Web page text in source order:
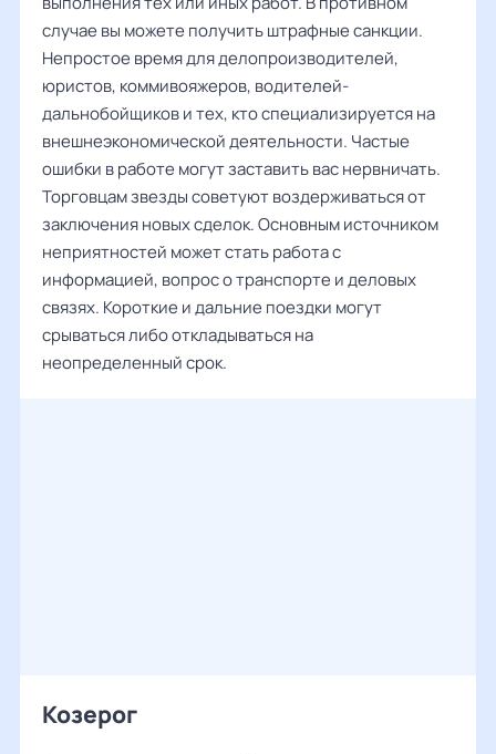
случае вы можете получить штрафные санкции.
Непростое время для делопроизводителей,
юристов, коммивояжеров, водителей-
дальнобойщиков и тех, кто специализируется на
внешнеэкономической деятельности. Частые
ошибки в работе могут заставить вас нервничать.
Торговцам звезды советуют воздерживаться от
заключения новых сделок. Основным источником
неприятностей может стать работа с
информацией, вопрос о транспорте и деловых
связях. Короткие и дальние поездки могут
срываться либо откладываться на
неопределенный срок.
Козерог